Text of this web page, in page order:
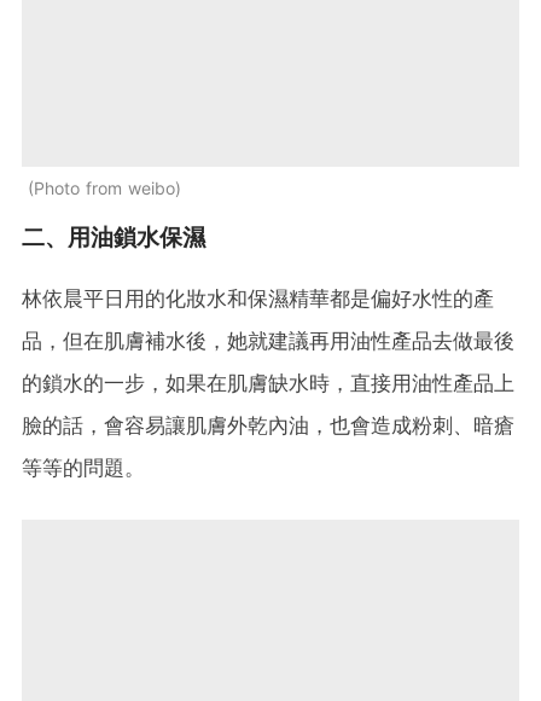
Photo from weibo
二、用油鎖水保濕
林依晨平日用的化妝水和保濕精華都是偏好水性的產
品，但在肌膚補水後，她就建議再用油性產品去做最後
的鎖水的一步，如果在肌膚缺水時，直接用油性產品上
臉的話，會容易讓肌膚外乾內油，也會造成粉刺、暗瘡
等等的問題。